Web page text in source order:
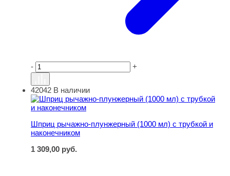
- +
Шприц рычажно-плунжерный (1000 мл) с трубкой и
42042 В наличии
Шприц рычажно-плунжерный (1000 мл) с трубкой и
наконечником
1 309,00 руб.